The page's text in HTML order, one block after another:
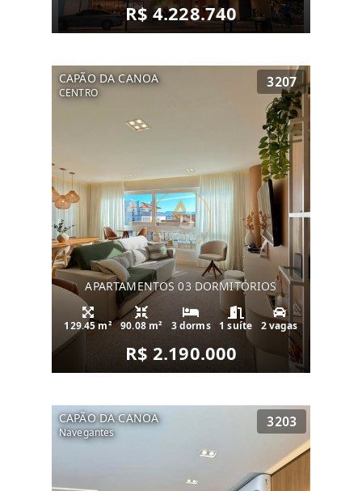
R$ 4.228.740
CAPÃO DA CANOA
CENTRO
3207
APARTAMENTOS 03 DORMITÓRIOS
129.45 m² 90.08 m² 3 dorms 1 suíte 2 vagas
R$ 2.190.000
CAPÃO DA CANOA
Navegantes
3203